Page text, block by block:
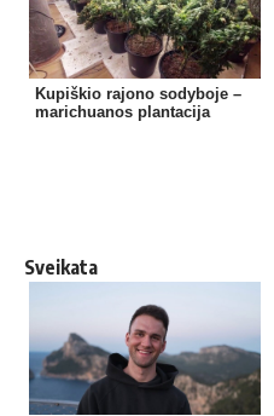
Kupiškio rajono sodyboje –
marichuanos plantacija
Sveikata